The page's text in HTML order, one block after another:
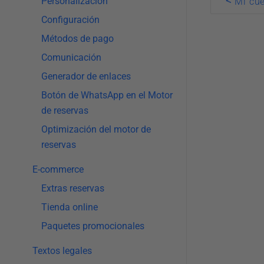
Configuración
Métodos de pago
Comunicación
Generador de enlaces
Botón de WhatsApp en el Motor
de reservas
Optimización del motor de
reservas
E-commerce
Extras reservas
Tienda online
Paquetes promocionales
Textos legales